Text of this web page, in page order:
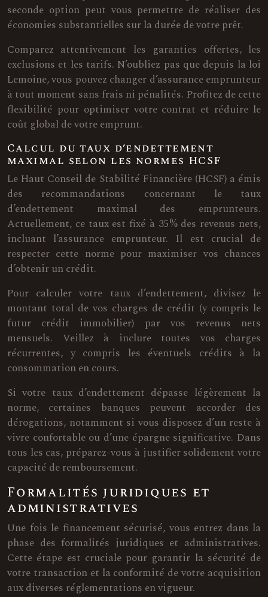
seconde option peut vous permettre de réaliser des
économies substantielles sur la durée de votre prêt.
Comparez attentivement les garanties offertes, les
exclusions et les tarifs. N’oubliez pas que depuis la loi
Lemoine, vous pouvez changer d’assurance emprunteur
à tout moment sans frais ni pénalités. Profitez de cette
flexibilité pour optimiser votre contrat et réduire le
coût global de votre emprunt.
Calcul du taux d’endettement
maximal selon les normes HCSF
Le Haut Conseil de Stabilité Financière (HCSF) a émis
des recommandations concernant le taux
d’endettement maximal des emprunteurs.
Actuellement, ce taux est fixé à 35% des revenus nets,
incluant l’assurance emprunteur. Il est crucial de
respecter cette norme pour maximiser vos chances
d’obtenir un crédit.
Pour calculer votre taux d’endettement, divisez le
montant total de vos charges de crédit (y compris le
futur crédit immobilier) par vos revenus nets
mensuels. Veillez à inclure toutes vos charges
récurrentes, y compris les éventuels crédits à la
consommation en cours.
Si votre taux d’endettement dépasse légèrement la
norme, certaines banques peuvent accorder des
dérogations, notamment si vous disposez d’un reste à
vivre confortable ou d’une épargne significative. Dans
tous les cas, préparez-vous à justifier solidement votre
capacité de remboursement.
Formalités juridiques et
administratives
Une fois le financement sécurisé, vous entrez dans la
phase des formalités juridiques et administratives.
Cette étape est cruciale pour garantir la sécurité de
votre transaction et la conformité de votre acquisition
aux diverses réglementations en vigueur.